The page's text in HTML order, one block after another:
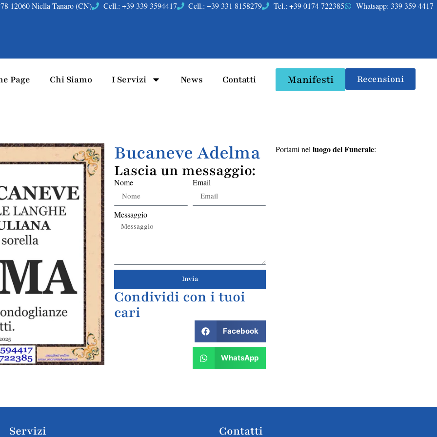
12060 Niella Tanaro (CN) Cell.: +39 339 3594417 Cell.: +39 331 8158279 Tel.: +39 0174 722385 Whatsapp: 339 359 4417
Page Chi Siamo I Servizi News Contatti Manifesti Recensioni
Bucaneve Adelma
Lascia un messaggio:
Nome Email
Messaggio
Invia
Condividi con i tuoi
cari
Facebook
WhatsApp
Portami nel luogo del Funerale:
Servizi Contatti